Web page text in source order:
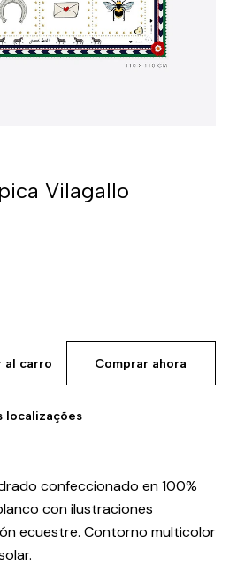
Vilagallo
al carro Comprar ahora
localizações
confeccionado en 100%
con ilustraciones
ecuestre. Contorno multicolor